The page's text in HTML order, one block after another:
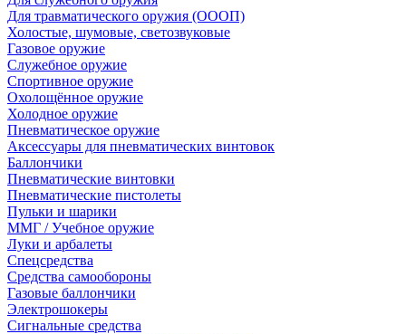
Для травматического оружия (ОООП)
Холостые, шумовые, светозвуковые
Газовое оружие
Служебное оружие
Спортивное оружие
Охолощённое оружие
Холодное оружие
Пневматическое оружие
Аксессуары для пневматических винтовок
Баллончики
Пневматические винтовки
Пневматические пистолеты
Пульки и шарики
ММГ / Учебное оружие
Луки и арбалеты
Спецсредства
Средства самообороны
Газовые баллончики
Электрошокеры
Сигнальные средства